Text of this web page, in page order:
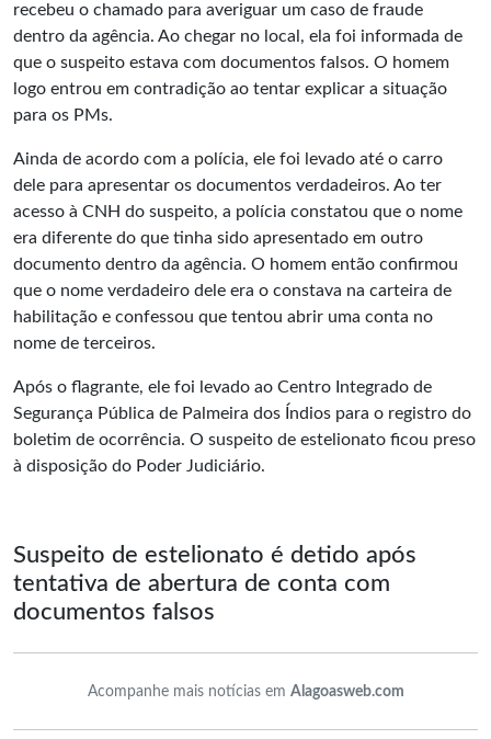
recebeu o chamado para averiguar um caso de fraude
dentro da agência. Ao chegar no local, ela foi informada de
que o suspeito estava com documentos falsos. O homem
logo entrou em contradição ao tentar explicar a situação
para os PMs.
Ainda de acordo com a polícia, ele foi levado até o carro
dele para apresentar os documentos verdadeiros. Ao ter
acesso à CNH do suspeito, a polícia constatou que o nome
era diferente do que tinha sido apresentado em outro
documento dentro da agência. O homem então confirmou
que o nome verdadeiro dele era o constava na carteira de
habilitação e confessou que tentou abrir uma conta no
nome de terceiros.
Após o flagrante, ele foi levado ao Centro Integrado de
Segurança Pública de Palmeira dos Índios para o registro do
boletim de ocorrência. O suspeito de estelionato ficou preso
à disposição do Poder Judiciário.
Suspeito de estelionato é detido após
tentativa de abertura de conta com
documentos falsos
Acompanhe mais notícias em Alagoasweb.com